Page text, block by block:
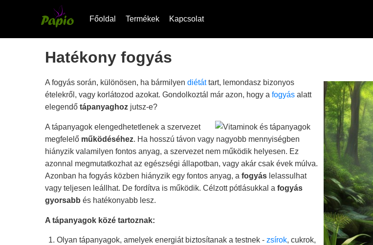
Főoldal Termékek Kapcsolat
Hatékony fogyás
A fogyás során, különösen, ha bármilyen diétáttart, lemondasz bizonyos
ételekről, vagy korlátozod azokat. Gondolkoztál már azon, hogy a fogyás alatt
elegendő tápanyaghoz jutsz-e?
A tápanyagok elengedhetetlenek a szervezet
megfelelő működéséhez. Ha hosszú távon vagy nagyobb mennyiségben
hiányzik valamilyen fontos anyag, a szervezet nem működik helyesen. Ez
azonnal megmutatkozhat az egészségi állapotban, vagy akár csak évek múlva.
Azonban ha fogyás közben hiányzik egy fontos anyag, a fogyás lelassulhat
vagy teljesen leállhat. De fordítva is működik. Célzott pótlásukkal a fogyás
gyorsabb és hatékonyabb lesz.
A tápanyagok közé tartoznak:
Olyan tápanyagok, amelyek energiát biztosítanak a testnek - zsírok, cukrok,